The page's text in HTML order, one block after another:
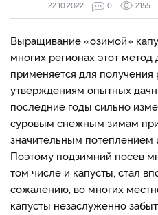
22.10.2022 0 2155
Выращивание «озимой»
многих регионах этот
применяется для
утверждениям опытных
последние годы сильно
суровым снежным зимам
значительным потеплением
Поэтому подзимний посев
том числе и капусты, стал
сожалению, во многих
капусты незаслуженно забыт.